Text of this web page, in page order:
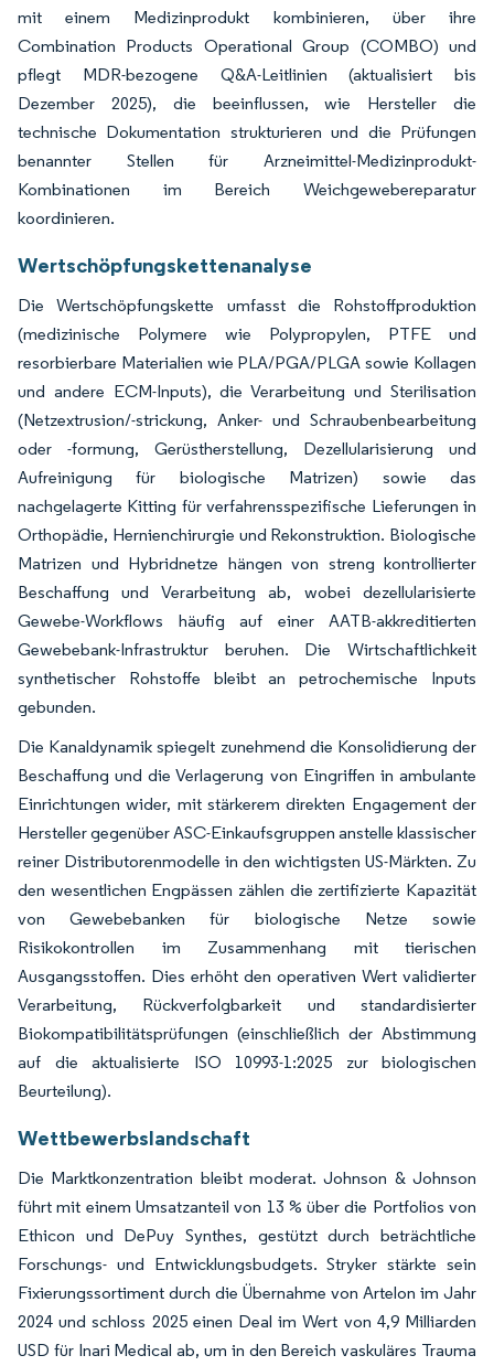
mit einem Medizinprodukt kombinieren, über ihre
Combination Products Operational Group (COMBO) und
pflegt MDR-bezogene Q&A-Leitlinien (aktualisiert bis
Dezember 2025), die beeinflussen, wie Hersteller die
technische Dokumentation strukturieren und die Prüfungen
benannter Stellen für Arzneimittel-Medizinprodukt-
Kombinationen im Bereich Weichgewebereparatur
koordinieren.
Wertschöpfungskettenanalyse
Die Wertschöpfungskette umfasst die Rohstoffproduktion
(medizinische Polymere wie Polypropylen, PTFE und
resorbierbare Materialien wie PLA/PGA/PLGA sowie Kollagen
und andere ECM-Inputs), die Verarbeitung und Sterilisation
(Netzextrusion/-strickung, Anker- und Schraubenbearbeitung
oder -formung, Gerüstherstellung, Dezellularisierung und
Aufreinigung für biologische Matrizen) sowie das
nachgelagerte Kitting für verfahrensspezifische Lieferungen in
Orthopädie, Hernienchirurgie und Rekonstruktion. Biologische
Matrizen und Hybridnetze hängen von streng kontrollierter
Beschaffung und Verarbeitung ab, wobei dezellularisierte
Gewebe-Workflows häufig auf einer AATB-akkreditierten
Gewebebank-Infrastruktur beruhen. Die Wirtschaftlichkeit
synthetischer Rohstoffe bleibt an petrochemische Inputs
gebunden.
Die Kanaldynamik spiegelt zunehmend die Konsolidierung der
Beschaffung und die Verlagerung von Eingriffen in ambulante
Einrichtungen wider, mit stärkerem direkten Engagement der
Hersteller gegenüber ASC-Einkaufsgruppen anstelle klassischer
reiner Distributorenmodelle in den wichtigsten US-Märkten. Zu
den wesentlichen Engpässen zählen die zertifizierte Kapazität
von Gewebebanken für biologische Netze sowie
Risikokontrollen im Zusammenhang mit tierischen
Ausgangsstoffen. Dies erhöht den operativen Wert validierter
Verarbeitung, Rückverfolgbarkeit und standardisierter
Biokompatibilitätsprüfungen (einschließlich der Abstimmung
auf die aktualisierte ISO 10993-1:2025 zur biologischen
Beurteilung).
Wettbewerbslandschaft
Die Marktkonzentration bleibt moderat. Johnson & Johnson
führt mit einem Umsatzanteil von 13 % über die Portfolios von
Ethicon und DePuy Synthes, gestützt durch beträchtliche
Forschungs- und Entwicklungsbudgets. Stryker stärkte sein
Fixierungssortiment durch die Übernahme von Artelon im Jahr
2024 und schloss 2025 einen Deal im Wert von 4,9 Milliarden
USD für Inari Medical ab, um in den Bereich vaskuläres Trauma